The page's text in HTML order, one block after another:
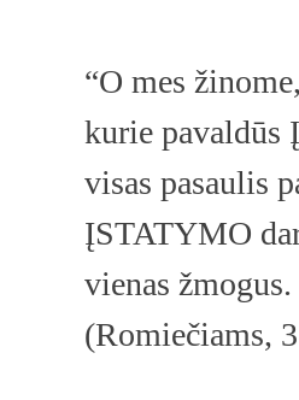
“O mes
kurie pavaldūs
visas pasaulis
ĮSTATYMO
vienas
(Romiečiams,